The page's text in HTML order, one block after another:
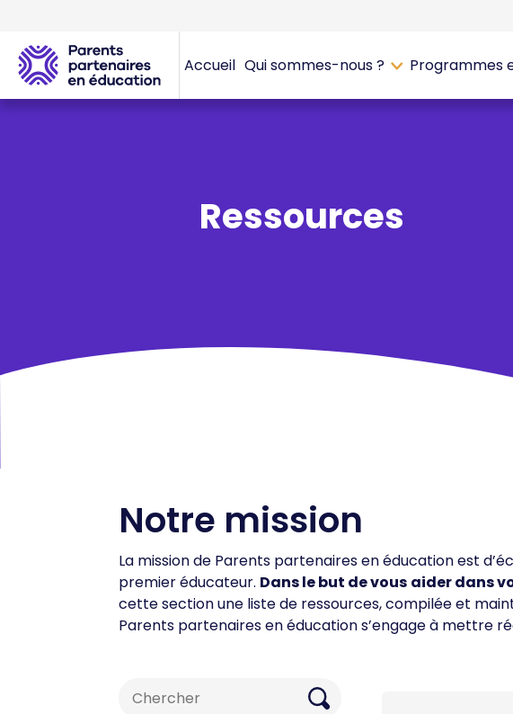
Accueil Qui sommes-nous ? Programmes
Ressources
Notre mission
La mission de Parents partenaires en éducation est
premier éducateur. Dans le but de vous aider dans
cette section une liste de ressources, compilée et
Parents partenaires en éducation s’engage à mettre
Search